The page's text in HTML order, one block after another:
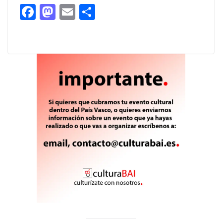
F
b
M
d
o
n
E
l p
ar
ti
r